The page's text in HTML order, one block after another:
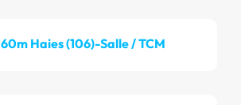
60m Haies (106)-Salle / TCM